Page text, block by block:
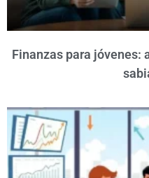
Finanzas para jóvenes: